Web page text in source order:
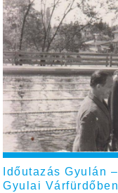
Időutazás Gyulán
Gyulai